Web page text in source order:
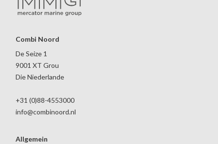
Combi Noord
De Seize 1
9001 XT Grou
Die Niederlande
+31 (0)88-4553000
info@combinoord.nl
Allgemein